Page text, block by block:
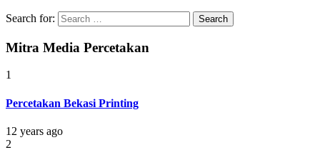
Search for:
Mitra Media Percetakan
1
Percetakan Bekasi Printing
12 years ago
2